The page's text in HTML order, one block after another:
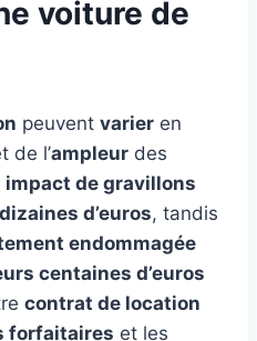
voiture de
peuvent varier en
de l’ampleur des
impact de gravillons
d’euros, tandis
endommagée
centaines d’euros
contrat de location
forfaitaires et les